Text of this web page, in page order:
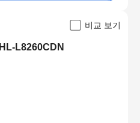
비교 보기
HL-L8260CDN